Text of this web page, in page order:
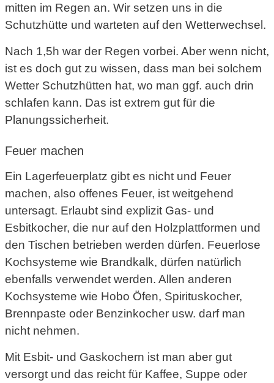
mitten im Regen an. Wir setzen uns in die
Schutzhütte und warteten auf den Wetterwechsel.
Nach 1,5h war der Regen vorbei. Aber wenn nicht,
ist es doch gut zu wissen, dass man bei solchem
Wetter Schutzhütten hat, wo man ggf. auch drin
schlafen kann. Das ist extrem gut für die
Planungssicherheit.
Feuer machen
Ein Lagerfeuerplatz gibt es nicht und Feuer
machen, also offenes Feuer, ist weitgehend
untersagt. Erlaubt sind explizit Gas- und
Esbitkocher, die nur auf den Holzplattformen und
den Tischen betrieben werden dürfen. Feuerlose
Kochsysteme wie Brandkalk, dürfen natürlich
ebenfalls verwendet werden. Allen anderen
Kochsysteme wie Hobo Öfen, Spirituskocher,
Brennpaste oder Benzinkocher usw. darf man
nicht nehmen.
Mit Esbit- und Gaskochern ist man aber gut
versorgt und das reicht für Kaffee, Suppe oder